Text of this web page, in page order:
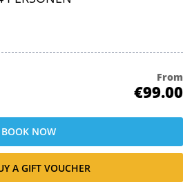
From
€99.00
BOOK NOW
A GIFT VOUCHER